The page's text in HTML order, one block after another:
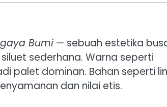
gaya Bumi — sebuah estetika
sederhana. Warna seperti
palet dominan. Bahan seperti
dan nilai etis.